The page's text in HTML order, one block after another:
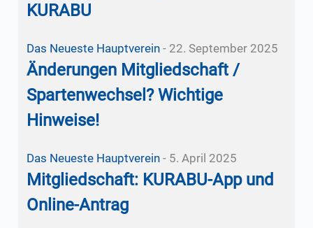
KURABU
Das Neueste Hauptverein- 22. September 2025
Änderungen Mitgliedschaft /
Spartenwechsel? Wichtige
Hinweise!
Das Neueste Hauptverein- 5. April 2025
Mitgliedschaft: KURABU-App und
Online-Antrag